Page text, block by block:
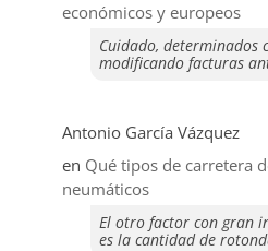
económicos y europeos
Cuidado, determinados
modificando facturas
Antonio García Vázquez
en Qué tipos de carretera
neumáticos
El otro factor con gran
es la cantidad de